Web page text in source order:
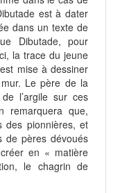
est à dater
dans un texte de
Dibutade, pour
la trace du jeune
mise à dessiner
Le père de la
l’argile sur ces
remarquera que,
des pionnières, et
de pères dévoués
en « matière
le chagrin de